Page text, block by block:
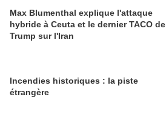
Max Blumenthal explique l'attaque
hybride à Ceuta et le dernier TACO de
Trump sur l'Iran
Incendies historiques : la piste
étrangère